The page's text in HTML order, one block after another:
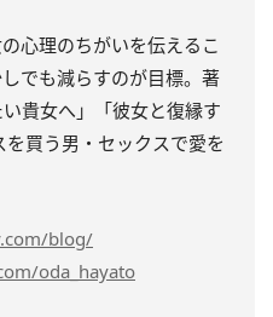
心理のちがいを伝えるこ
でも減らすのが目標。著
貴女へ」「彼女と復縁す
買う男・セックスで愛を
blog/
oda_hayato